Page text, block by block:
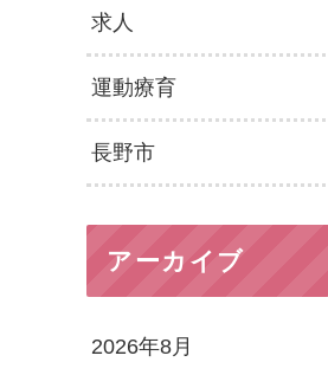
求人
運動療育
長野市
アーカイブ
2026年8月